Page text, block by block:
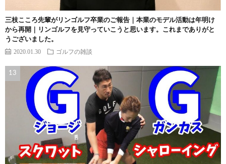
三枝こころ先輩がリンゴルフ卒業のご報告｜本業のモデル活動は年明け
から再開｜リンゴルフを見守っていこうと思います。これまでありがと
うございました。
2020.01.30 ゴルフの雑談